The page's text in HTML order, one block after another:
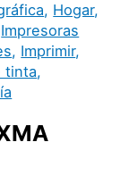
, Hogar,
Impresoras
, Imprimir,
tinta,